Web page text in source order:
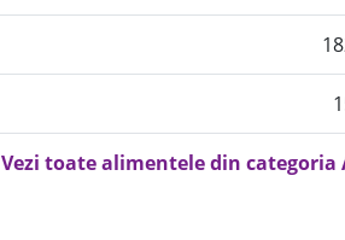
Vezi toate alimentele din categoria